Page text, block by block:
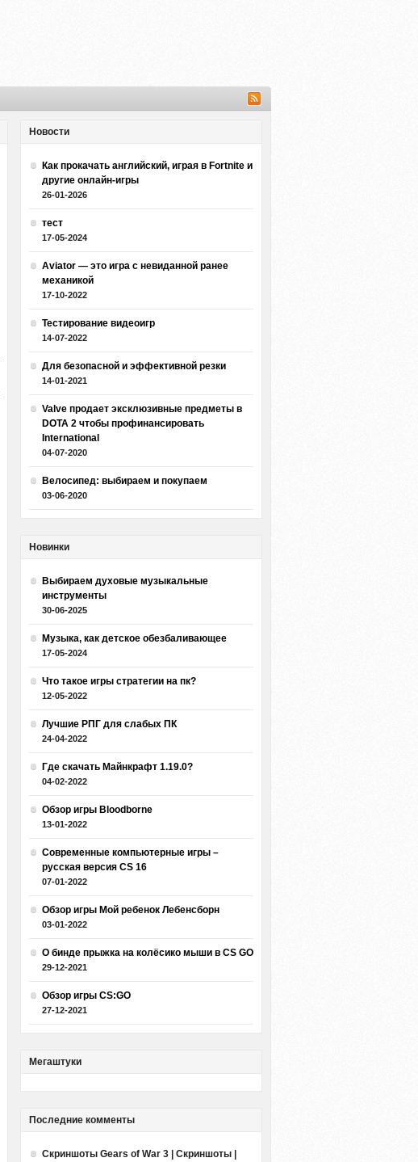
Новости
Как прокачать английский, играя в Fortnite и
другие онлайн-игры
26-01-2026
тест
17-05-2024
Aviator — это игра с невиданной ранее
механикой
17-10-2022
Тестирование видеоигр
14-07-2022
Для безопасной и эффективной резки
14-01-2021
Valve продает эксклюзивные предметы в
DOTA 2 чтобы профинансировать
International
04-07-2020
Велосипед: выбираем и покупаем
03-06-2020
Новинки
Выбираем духовые музыкальные
инструменты
30-06-2025
Музыка, как детское обезбаливающее
17-05-2024
Что такое игры стратегии на пк?
12-05-2022
Лучшие РПГ для слабых ПК
24-04-2022
Где скачать Майнкрафт 1.19.0?
04-02-2022
Обзор игры Bloodborne
13-01-2022
Современные компьютерные игры –
русская версия CS 16
07-01-2022
Обзор игры Мой ребенок Лебенсборн
03-01-2022
О бинде прыжка на колёсико мыши в CS GO
29-12-2021
Обзор игры CS:GO
27-12-2021
Мегаштуки
Последние комменты
Скриншоты Gears of War 3 | Скриншоты |